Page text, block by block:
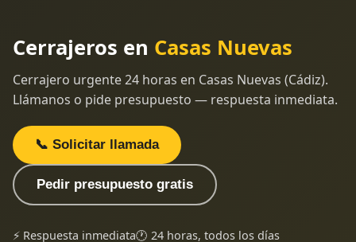
Cerrajeros en Casas Nuevas
Cerrajero urgente 24 horas en Casas Nuevas (Cádiz).
Llámanos o pide presupuesto — respuesta inmediata.
📞 Solicitar llamada
Pedir presupuesto gratis
⚡ Respuesta inmediata🕐 24 horas, todos los días